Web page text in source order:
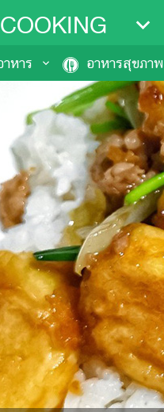
COOKING
หาร อาหารสุขภาพ